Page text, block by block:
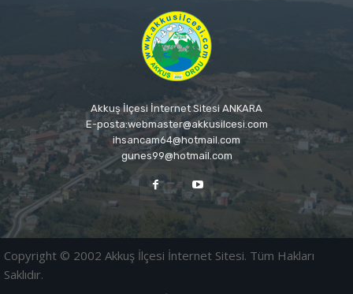
Akkuş İlçesi İnternet Sitesi ANKARA
E-posta:webmaster@akkusilcesi.com
ihsancam64@hotmail.com
gunes99@hotmail.com
Copyright © 2002 Akkuş İlçesi İnternet Sitesi. Tüm Hakları
Saklıdır.